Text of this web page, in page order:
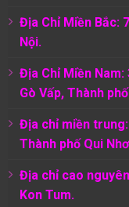
Địa Chỉ Miền Bắc:
Nội.
Địa Chỉ Miền Nam:
Gò Vấp, Thành
Địa chỉ miền
Thành phố Qui
Địa chỉ cao
Kon Tum.